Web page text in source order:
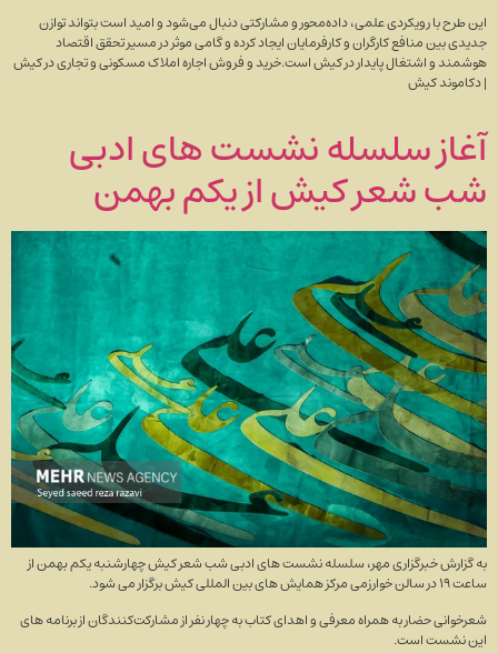
این طرح با رویکردی علمی، داده‌محور و مشارکتی دنبال می‌شود و امید است بتواند توازن
جدیدی بین منافع کارگران و کارفرمایان ایجاد کرده و گامی موثر در مسیر تحقق اقتصاد
هوشمند و اشتغال پایدار در کیش است.خرید و فروش اجاره املاک مسکونی و تجاری در کیش
| دکاموند کیش
آغاز سلسله نشست های ادبی
شب شعر کیش از یکم بهمن
به گزارش خبرگزاری مهر، سلسله نشست های ادبی شب شعر کیش چهارشنبه یکم بهمن از
ساعت ۱۹ در سالن خوارزمی مرکز همایش های بین المللی کیش برگزار می شود.
شعرخوانی حضار به همراه معرفی و اهدای کتاب به چهار نفر از مشارکت‌کنندگان از برنامه های
این نشست است.